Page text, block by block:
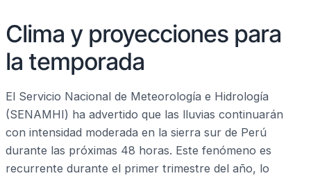
Clima y proyecciones para
la temporada
El Servicio Nacional de Meteorología e Hidrología
(SENAMHI) ha advertido que las lluvias continuarán
con intensidad moderada en la sierra sur de Perú
durante las próximas 48 horas. Este fenómeno es
recurrente durante el primer trimestre del año, lo